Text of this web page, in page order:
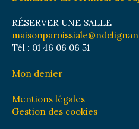
RÉSERVER UNE SALLE
Tél : 01 46 06 06 51
Mon denier
Mentions légales
Gestion des cookies